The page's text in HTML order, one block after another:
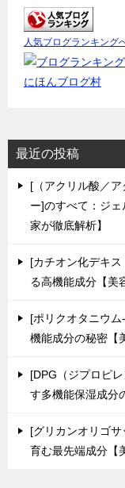
人気ブログランキング
にほんブログ村
最近の投稿
[（アクリル酸／
ー]のすべて：ジ
家が徹底解析】
[カチオン化デキ
る高機能成分【美
[ポリクオタニウ
機能成分の秘密【
[DPG（ジプロピ
す多機能保湿成分
[グリカンオリゴ
育む最先端成分【